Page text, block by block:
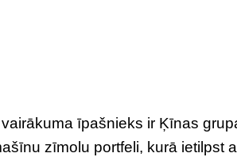
īpašnieks ir Ķīnas
zīmolu portfeli, kurā ietilpst